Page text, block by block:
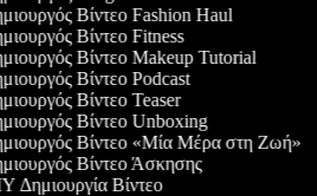
Βίντεο Fashion Haul
Βίντεο Fitness
Βίντεο Makeup Tutorial
Βίντεο Podcast
Βίντεο Teaser
Βίντεο Unboxing
Βίντεο «Μία Μέρα στη Ζωή»
Βίντεο Άσκησης
Δημιουργία Βίντεο